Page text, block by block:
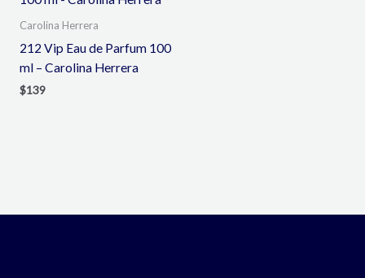
Carolina Herrera
212 Vip Eau de Parfum 100
ml – Carolina Herrera
$139